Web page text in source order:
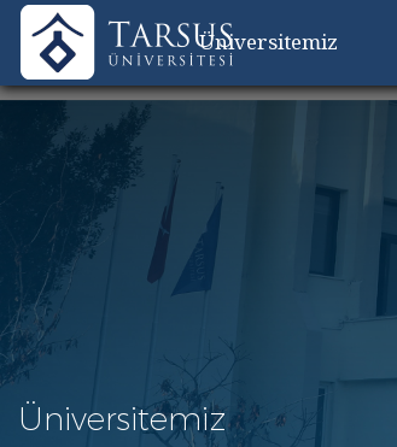
Üniversitemiz
Üniversitemiz